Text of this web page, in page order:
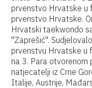
prvenstvo Hrvatske u
prvenstvo Hrvatske.
Hrvatski taekwondo
"Zaprešić".
prvenstvu Hrvatske u
na 3. Para otvorenom
natjecatelji iz Crne
Italije, Austrije,